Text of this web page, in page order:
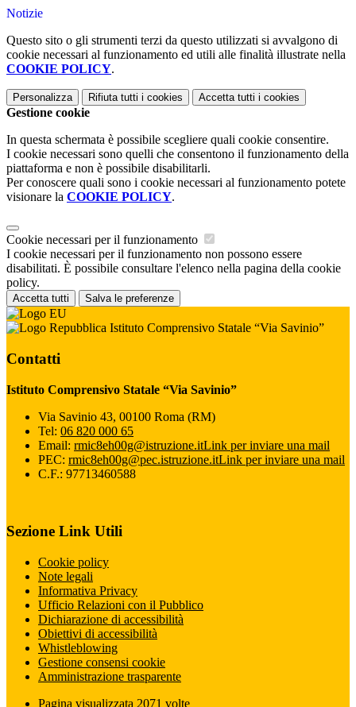
Notizie
Questo sito o gli strumenti terzi da questo utilizzati si avvalgono di
cookie necessari al funzionamento ed utili alle finalità illustrate nella
COOKIE POLICY.
Personalizza Rifiuta tutti i cookies Accetta tutti i cookies
Gestione cookie
In questa schermata è possibile scegliere quali cookie consentire.
I cookie necessari sono quelli che consentono il funzionamento della
piattaforma e non è possibile disabilitarli.
Per conoscere quali sono i cookie necessari al funzionamento potete
visionare la COOKIE POLICY.
Cookie necessari per il funzionamento
I cookie necessari per il funzionamento non possono essere
disabilitati. È possibile consultare l'elenco nella pagina della cookie
policy.
Accetta tutti Salva le preferenze
Istituto Comprensivo Statale “Via Savinio”
Contatti
Istituto Comprensivo Statale “Via Savinio”
Via Savinio 43, 00100 Roma (RM)
Tel: 06 820 000 65
Email: rmic8eh00g@istruzione.itLink per inviare una mail
PEC: rmic8eh00g@pec.istruzione.itLink per inviare una mail
C.F.: 97713460588
Sezione Link Utili
Cookie policy
Note legali
Informativa Privacy
Ufficio Relazioni con il Pubblico
Dichiarazione di accessibilità
Obiettivi di accessibilità
Whistleblowing
Gestione consensi cookie
Amministrazione trasparente
Pagina visualizzata 2071 volte